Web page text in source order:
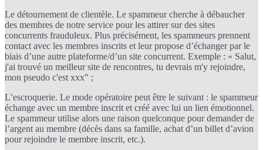
Le détournement de clientèle. Le spammeur cherche à débaucher
des membres de notre service pour les attirer sur des sites
concurrents frauduleux. Plus précisément, les spammeurs prennent
contact avec les membres inscrits et leur propose d’échanger par le
biais d’une autre plateforme/d’un site concurrent. Exemple : « Salut,
j'ai trouvé un meilleur site de rencontres, tu devrais m'y rejoindre,
mon pseudo c'est xxx" ;
L’escroquerie. Le mode opératoire peut être le suivant : le spammeur
échange avec un membre inscrit et créé avec lui un lien émotionnel.
Le spammeur utilise alors une raison quelconque pour demander de
l’argent au membre (décès dans sa famille, achat d’un billet d’avion
pour rejoindre le membre inscrit, etc.).